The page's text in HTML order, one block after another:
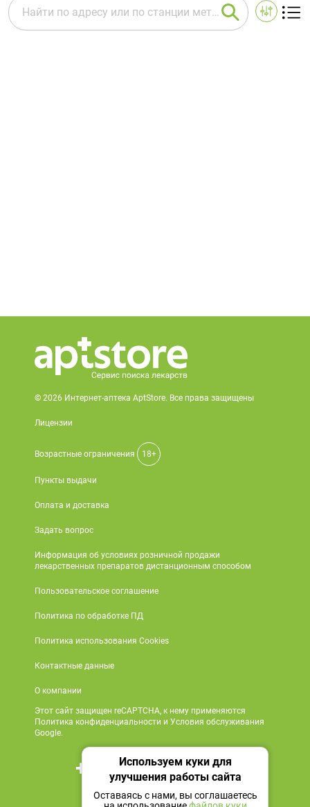
© 2026 Интернет-аптека AptStore. Все права защищены
Лицензии
Возрастные ограничения 18+
Пункты выдачи
Оплата и доставка
Задать вопрос
Информация об условиях розничной продажи
лекарственных препаратов дистанционным способом
Пользовательское соглашение
Политика по обработке ПД
Политика использования Cookies
Контактные данные
О компании
Этот сайт защищен reCAPTCHA, к нему применяются
Политика конфиденциальности и Условия обслуживания
Google.
+7 495 419 18 18
Мы в социальных сетях
Используем куки для
улучшения работы сайта
Оставаясь с нами, вы соглашаетесь